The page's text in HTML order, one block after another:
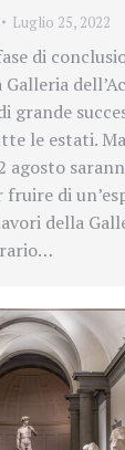
Luglio 25, 2022
di
grande
le estati.
agosto
di
della